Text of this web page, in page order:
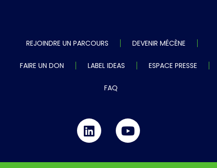
REJOINDRE UN PARCOURS DEVENIR MÉCÈNE
FAIRE UN DON LABEL IDEAS ESPACE PRESSE
FAQ